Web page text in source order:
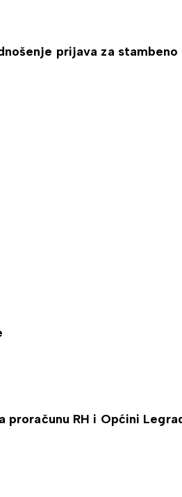
prijava za
RH i Općini